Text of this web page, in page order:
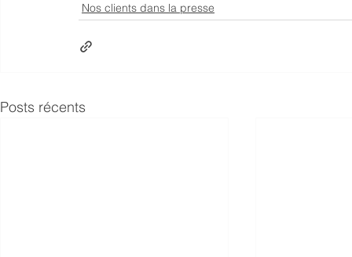
Nos clients dans la presse
Posts récents